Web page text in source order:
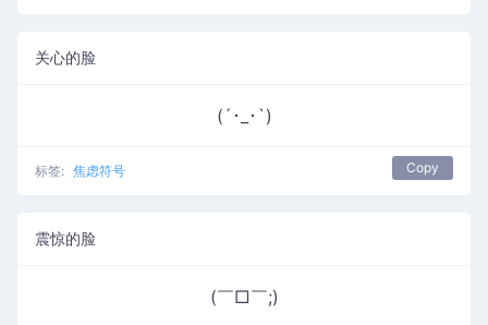
关心的脸
(´･_･`)
标签: 焦虑符号 Copy
震惊的脸
(￣□￣;)